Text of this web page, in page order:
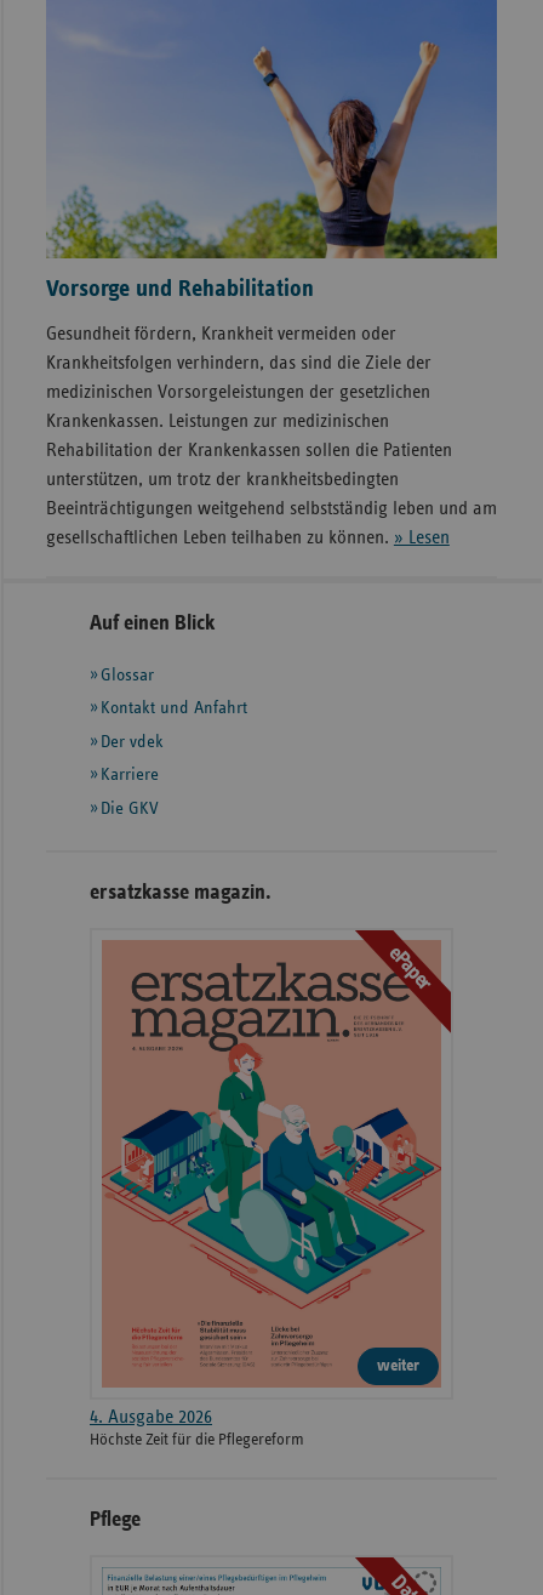
Vorsorge und Rehabilitation
Gesundheit fördern, Krankheit vermeiden oder
Krankheitsfolgen verhindern, das sind die Ziele der
medizinischen Vorsorgeleistungen der gesetzlichen
Krankenkassen. Leistungen zur medizinischen
Rehabilitation der Krankenkassen sollen die Patienten
unterstützen, um trotz der krankheitsbedingten
Beeinträchtigungen weitgehend selbstständig leben und am
gesellschaftlichen Leben teilhaben zu können. » Lesen
Seitennavigation
Seitenleiste
weiteren
Informationen
Auf einen Blick
Glossar
Kontakt und Anfahrt
Der vdek
Karriere
Die GKV
ersatzkasse magazin.
ePaper
weiter
4. Ausgabe 2026
Höchste Zeit für die Pflegereform
Pflege